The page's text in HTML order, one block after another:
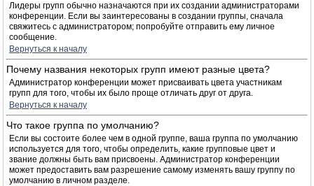
Лидеры групп обычно назначаются при их создании администраторами
конференции. Если вы заинтересованы в создании группы, сначала
свяжитесь с администратором; попробуйте отправить ему личное
сообщение.
Вернуться к началу
Почему названия некоторых групп имеют разные цвета?
Администратор конференции может присваивать цвета участникам
групп для того, чтобы их было проще отличать друг от друга.
Вернуться к началу
Что такое группа по умолчанию?
Если вы состоите более чем в одной группе, ваша группа по умолчанию
используется для того, чтобы определить, какие групповые цвет и
звание должны быть вам присвоены. Администратор конференции
может предоставить вам разрешение самому изменять вашу группу по
умолчанию в личном разделе.